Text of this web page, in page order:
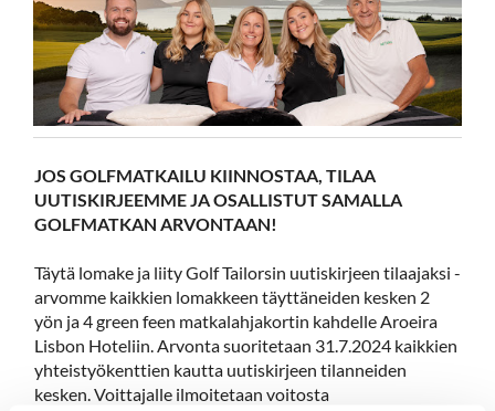
JOS GOLFMATKAILU KIINNOSTAA, TILAA
UUTISKIRJEEMME JA OSALLISTUT SAMALLA
GOLFMATKAN ARVONTAAN!
Täytä lomake ja liity Golf Tailorsin uutiskirjeen tilaajaksi -
arvomme kaikkien lomakkeen täyttäneiden kesken 2
yön ja 4 green feen matkalahjakortin kahdelle Aroeira
Lisbon Hoteliin. Arvonta suoritetaan 31.7.2024 kaikkien
yhteistyökenttien kautta uutiskirjeen tilanneiden
kesken. Voittajalle ilmoitetaan voitosta